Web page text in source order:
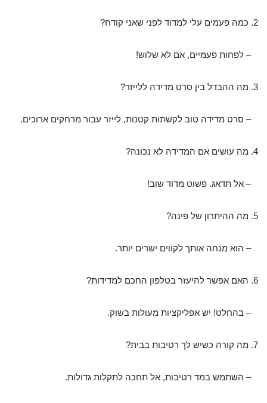
2. כמה פעמים עלי למדוד לפני שאני קודח?
– לפחות פעמיים, אם לא שלוש!
3. מה ההבדל בין סרט מדידה ללייזר?
– סרט מדידה טוב לקשתות קטנות, לייזר עבור מרחקים ארוכים.
4. מה עושים אם המדידה לא נכונה?
– אל תדאג. פשוט מדוד שוב!
5. מה ההיתרון של פינה?
– הוא מנחה אותך לקווים ישרים יותר.
6. האם אפשר להיעזר בטלפון החכם למדידות?
– בהחלט! יש אפליקציות מעולות בשוק.
7. מה קורה כשיש לך רטיבות בבית?
– השתמש במד רטיבות, אל תחכה לתקלות גדולות.